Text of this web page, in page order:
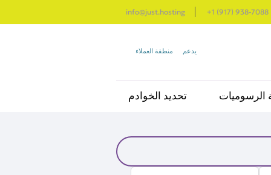
info@just.hosting +1 (917) 938-7088
يدعم منطقة العملاء
الرسوميات تحديد الخوادم